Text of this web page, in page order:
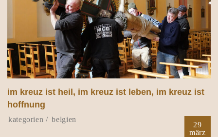
im kreuz ist heil, im kreuz ist leben, im kreuz ist
hoffnung
belgien
29
märz